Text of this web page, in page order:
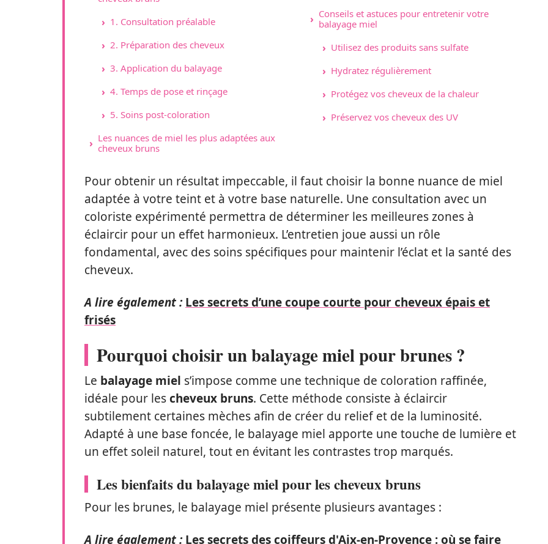
1. Consultation préalable
2. Préparation des cheveux
3. Application du balayage
4. Temps de pose et rinçage
5. Soins post-coloration
Les nuances de miel les plus adaptées aux
cheveux bruns
Conseils et astuces pour entretenir votre
balayage miel
Utilisez des produits sans sulfate
Hydratez régulièrement
Protégez vos cheveux de la chaleur
Préservez vos cheveux des UV
Pour obtenir un résultat impeccable, il faut choisir la bonne nuance de miel
adaptée à votre teint et à votre base naturelle. Une consultation avec un
coloriste expérimenté permettra de déterminer les meilleures zones à
éclaircir pour un effet harmonieux. L’entretien joue aussi un rôle
fondamental, avec des soins spécifiques pour maintenir l’éclat et la santé des
cheveux.
A lire également : Les secrets d’une coupe courte pour cheveux épais et
frisés
Pourquoi choisir un balayage miel pour brunes ?
Le balayage miel s’impose comme une technique de coloration raffinée,
idéale pour lescheveux bruns. Cette méthode consiste à éclaircir
subtilement certaines mèches afin de créer du relief et de la luminosité.
Adapté à une base foncée, le balayage miel apporte une touche de lumière et
un effet soleil naturel, tout en évitant les contrastes trop marqués.
Les bienfaits du balayage miel pour les cheveux bruns
Pour les brunes, le balayage miel présente plusieurs avantages :
A lire également : Les secrets des coiffeurs d'Aix-en-Provence : où se faire